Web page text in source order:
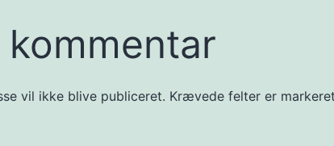
vil ikke blive publiceret. Krævede felter er